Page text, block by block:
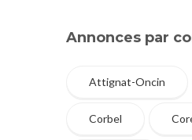
Annonces par
Attignat-Oncin
Corbel